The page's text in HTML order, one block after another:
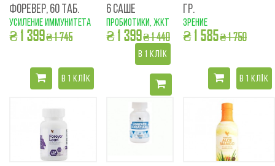
ФОРЕВЕР, 60 ТАБ.
усиление иммунитета
₴ 1 399₴ 1 745
В 1 КЛІК
6 САШЕ
пробиотики, ЖКТ
₴ 1 399₴ 1 440
В 1 КЛІК
ГР.
зрение
₴ 1 585₴ 1 750
В 1 КЛІК